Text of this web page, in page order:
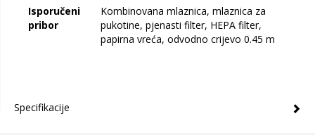
Isporučeni
pribor
Kombinovana mlaznica, mlaznica za
pukotine, pjenasti filter, HEPA filter,
papirna vreća, odvodno crijevo 0.45 m
Specifikacije